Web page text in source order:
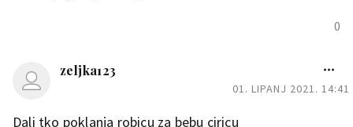
0
zeljka123
01. LIPANJ 2021. 14:41
Dali tko poklanja robicu za bebu ciricu